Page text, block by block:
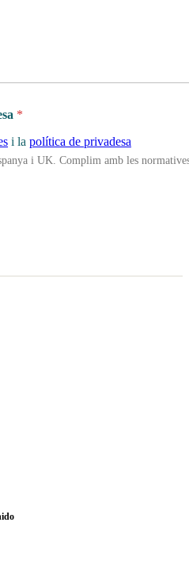
*
i la política de privadesa
i UK. Complim amb les